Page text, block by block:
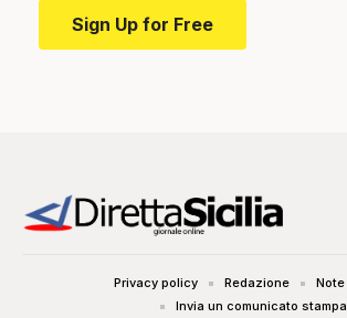
Sign Up for Free
Privacy policy Redazione
Invia un comunicato stampa